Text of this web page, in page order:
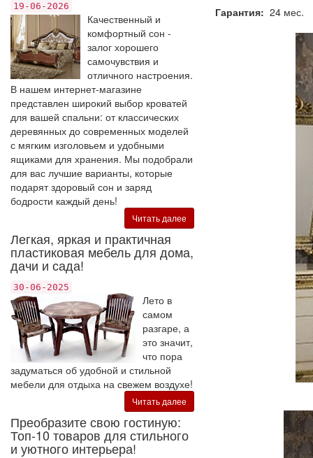
19-06-2026
Качественный и
комфортный сон -
залог хорошего
самочувствия и
отличного настроения.
В нашем интернет-магазине
представлен широкий выбор кроватей
для вашей спальни: от классических
деревянных до современных моделей
с мягким изголовьем и удобными
ящиками для хранения. Мы подобрали
для вас лучшие варианты, которые
подарят здоровый сон и заряд
бодрости каждый день!
Читать далее
Легкая, яркая и практичная
пластиковая мебель для дома,
дачи и сада!
30-06-2025
Лето в
самом
разгаре, а
это значит,
что пора
задуматься об удобной и стильной
мебели для отдыха на свежем воздухе!
Читать далее
Преобразите свою гостиную:
Топ-10 товаров для стильного
и уютного интерьера!
Гарантия: 24 мес.